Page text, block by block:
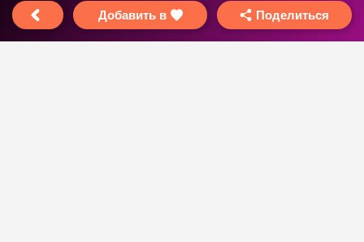
Добавить в Поделиться